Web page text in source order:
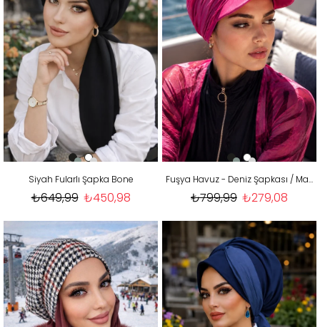
Siyah Fularlı Şapka Bone
₺450,98
₺649,99
Fuşya Havuz - Deniz Şapkası / Mayo Üstüne Kullanılabilir
₺279,08
₺799,99